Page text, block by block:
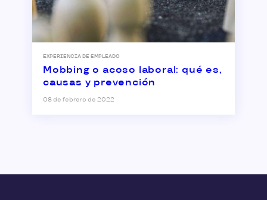
EXPERIENCIA DE EMPLEADO
Mobbing o acoso laboral: qué es,
causas y prevención
08 de febrero de 2022